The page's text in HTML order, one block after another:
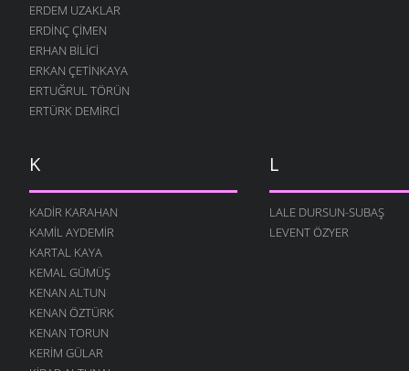
ÖĞRETMEN
5 MART 2006
HERKES BURADADIR
5 MART 2006
İŞTE ÖYLE BİR ÇOCUK
DUVAR
5 MART 2006
ANASINI SATEM
5 MART 2006
O ZAMAN YAZDIM
5 MART 2006
YANLIŞ VAR
5 MART 2006
DOMUZ
4 MART 2006
ERDEM UZAKLAR
ERDINÇ ÇIMEN
ERHAN BILICI
ERKAN ÇETINKAYA
ERTUĞRUL TÖRÜN
ERTÜRK DEMIRCI
K
KADIR KARAHAN
KAMIL AYDEMIR
KARTAL KAYA
KEMAL GÜMÜŞ
KENAN ALTUN
KENAN ÖZTÜRK
KENAN TORUN
KERIM GÜLAR
L
LALE DURSUN-SUBAŞ
LEVENT ÖZYER